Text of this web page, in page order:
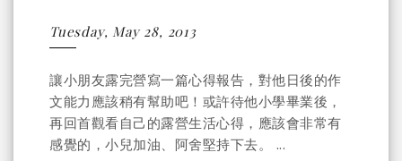
Tuesday, May 28, 2013
讓小朋友露完營寫一篇心得報告，對他日後的作
文能力應該稍有幫助吧！或許待他小學畢業後，
再回首觀看自己的露營生活心得，應該會非常有
感覺的，小兒加油、阿舍堅持下去。 ...